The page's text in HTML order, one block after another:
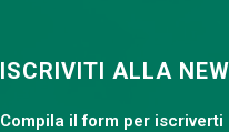
ISCRIVITI ALLA
Compila il form per